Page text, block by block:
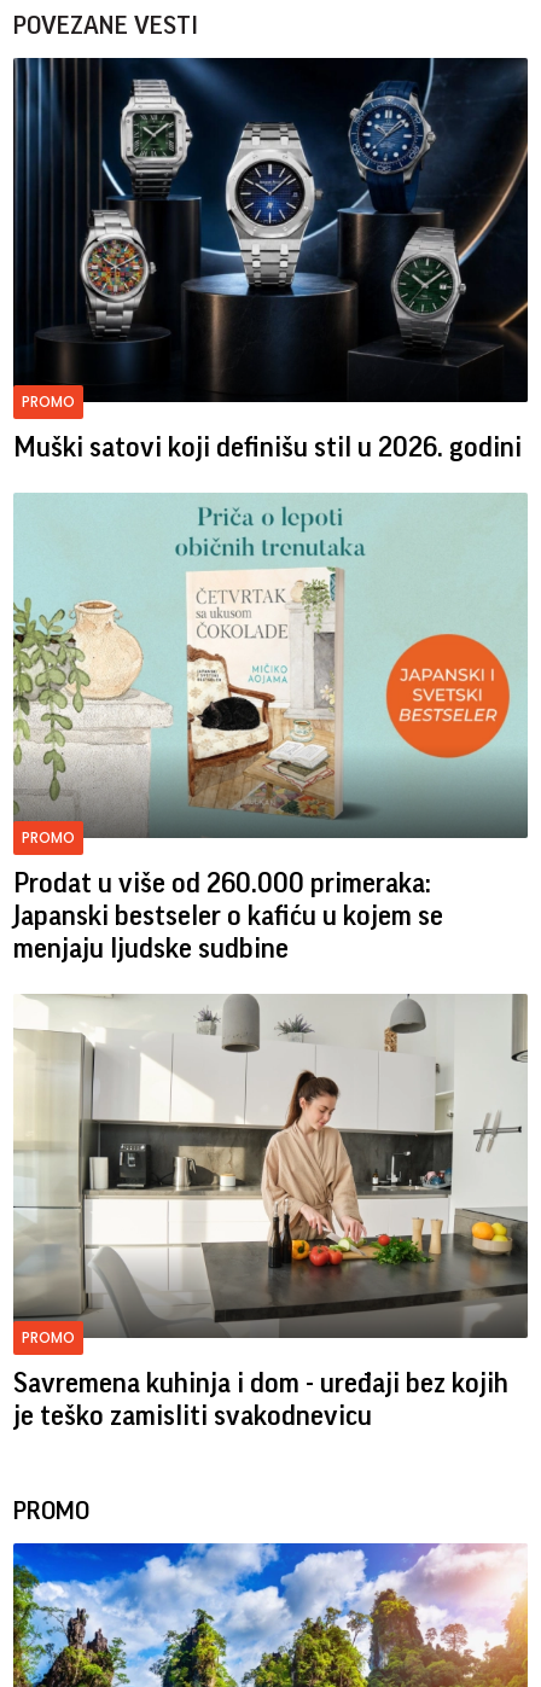
POVEZANE VESTI
PROMO
Muški satovi koji definišu stil u 2026. godini
PROMO
Prodat u više od 260.000 primeraka:
Japanski bestseler o kafiću u kojem se
menjaju ljudske sudbine
PROMO
Savremena kuhinja i dom - uređaji bez kojih
je teško zamisliti svakodnevicu
PROMO